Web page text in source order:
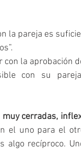
la pareja es
la aprobación
con su
cerradas,
el uno para el
algo recíproco.